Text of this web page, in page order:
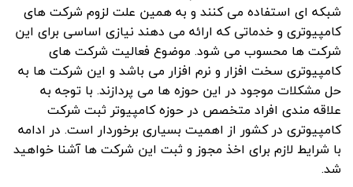
شبکه ای استفاده می کنند و به همین علت لزوم شرکت های
کامپیوتری و خدماتی که ارائه می دهند نیازی اساسی برای این
شرکت ها محسوب می شود. موضوع فعالیت شرکت های
کامپیوتری سخت افزار و نرم افزار می باشد و این شرکت ها به
حل مشکلات موجود در این حوزه ها می پردازند. با توجه به
علاقه مندی افراد متخصص در حوزه کامپیوتر ثبت شرکت
کامپیوتری در کشور از اهمیت بسیاری برخوردار است. در ادامه
با شرایط لازم برای اخذ مجوز و ثبت این شرکت ها آشنا خواهید
شد.